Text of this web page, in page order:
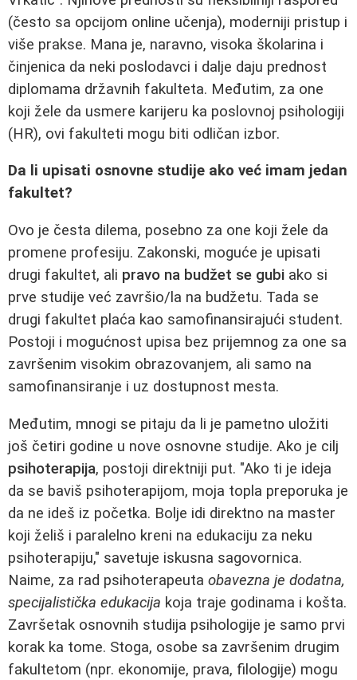
(često sa opcijom online učenja), moderniji pristup i
više prakse. Mana je, naravno, visoka školarina i
činjenica da neki poslodavci i dalje daju prednost
diplomama državnih fakulteta. Međutim, za one
koji žele da usmere karijeru ka poslovnoj psihologiji
(HR), ovi fakulteti mogu biti odličan izbor.
Da li upisati osnovne studije ako već imam jedan
fakultet?
Ovo je česta dilema, posebno za one koji žele da
promene profesiju. Zakonski, moguće je upisati
drugi fakultet, ali pravo na budžet se gubi ako si
prve studije već završio/la na budžetu. Tada se
drugi fakultet plaća kao samofinansirajući student.
Postoji i mogućnost upisa bez prijemnog za one sa
završenim visokim obrazovanjem, ali samo na
samofinansiranje i uz dostupnost mesta.
Međutim, mnogi se pitaju da li je pametno uložiti
još četiri godine u nove osnovne studije. Ako je cilj
psihoterapija, postoji direktniji put. "Ako ti je ideja
da se baviš psihoterapijom, moja topla preporuka je
da ne ideš iz početka. Bolje idi direktno na master
koji želiš i paralelno kreni na edukaciju za neku
psihoterapiju," savetuje iskusna sagovornica.
Naime, za rad psihoterapeuta obavezna je dodatna,
specijalistička edukacija koja traje godinama i košta.
Završetak osnovnih studija psihologije je samo prvi
korak ka tome. Stoga, osobe sa završenim drugim
fakultetom (npr. ekonomije, prava, filologije) mogu